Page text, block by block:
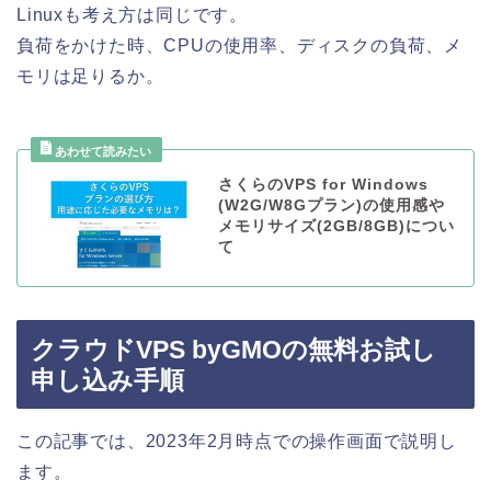
Linuxも考え方は同じです。
負荷をかけた時、CPUの使用率、ディスクの負荷、メ
モリは足りるか。
さくらのVPS for Windows
(W2G/W8Gプラン)の使用感や
メモリサイズ(2GB/8GB)につい
て
クラウドVPS byGMOの無料お試し
申し込み手順
この記事では、2023年2月時点での操作画面で説明し
ます。